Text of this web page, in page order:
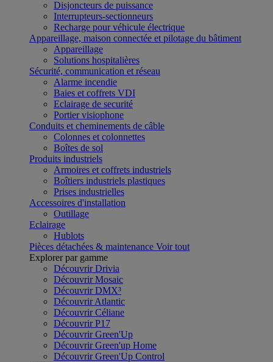
Disjoncteurs de puissance
Interrupteurs-sectionneurs
Recharge pour véhicule électrique
Appareillage, maison connectée et pilotage du bâtiment
Appareillage
Solutions hospitalières
Sécurité, communication et réseau
Alarme incendie
Baies et coffrets VDI
Eclairage de securité
Portier visiophone
Conduits et cheminements de câble
Colonnes et colonnettes
Boîtes de sol
Produits industriels
Armoires et coffrets industriels
Boîtiers industriels plastiques
Prises industrielles
Accessoires d'installation
Outillage
Eclairage
Hublots
Pièces détachées & maintenance Voir tout
Explorer par gamme
Découvrir Drivia
Découvrir Mosaic
Découvrir DMX³
Découvrir Atlantic
Découvrir Céliane
Découvrir P17
Découvrir Green'Up
Découvrir Green'up Home
Découvrir Green'Up Control